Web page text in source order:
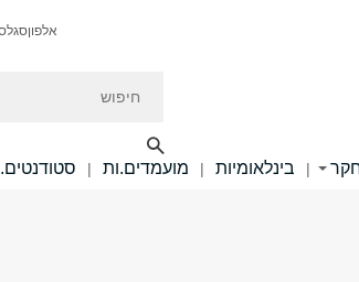
אלפוןסגל
| בינלאומיות | מועמדים.ות |